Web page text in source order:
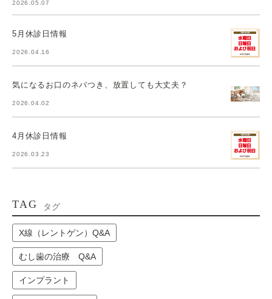
2026.05.07
5月休診日情報
2026.04.16
気になるお口のネバつき、放置しても大丈夫？
2026.04.02
4月休診日情報
2026.03.23
TAG タグ
X線（レントゲン）Q&A
むし歯の治療 Q&A
インプラント